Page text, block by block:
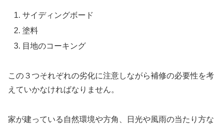
サイディングボード
塗料
目地のコーキング
この３つそれぞれの劣化に注意しながら補修の必要性を考
えていかなければなりません。
家が建っている自然環境や方角、日光や風雨の当たり方な